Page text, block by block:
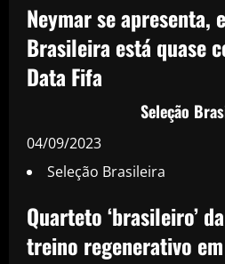
Neymar se apresenta,
Brasileira está quase
Data Fifa
Seleção
04/09/2023
Seleção Brasileira
Quarteto ‘brasileiro’
treino regenerativo